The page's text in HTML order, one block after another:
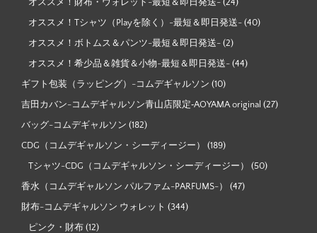
オススメ！財布・ウォレット-最短＆即日発送- (24)
オススメ！Tシャツ（Playを除く）-最短＆即日発送- (40)
オススメ！ボトムス＆パンツ-最短＆即日発送- (2)
オススメ！希少品＆雑貨＆小物-最短＆即日発送- (44)
ギフト包装（ラッピング）-コムデギャルソン (10)
吉田カバン-コムデギャルソン青山店限定‐AOYAMA original (27)
バッグ-コムデギャルソン (182)
CDG（コムデギャルソン・シーディージー） (189)
Tシャツ-CDG（コムデギャルソン・シーディージー） (50)
香水（コムデギャルソン パルファム-PARFUMS-） (47)
財布-コムデギャルソン ウォレット (344)
ピンク・財布 (12)